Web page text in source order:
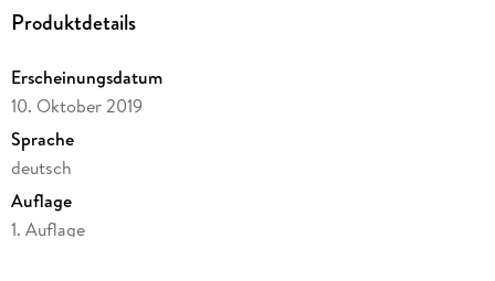
mit dem Leben verwoben ist und wie sie uns durch die
über die heilende Kraft der Musik und die Herausforderungen
mentaler Gesundheit.
Produktdetails
Erscheinungsdatum
10. Oktober 2019
Sprache
deutsch
Auflage
1. Auflage